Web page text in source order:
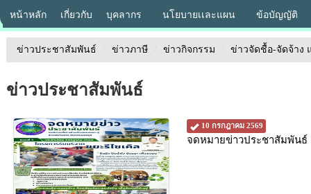
หน้าหลัก เกี่ยวกับ บุคลากร นโยบายเเละแผน ข้อบัญญัติ
ข่าวประชาสัมพันธ์ / ข่าวภาษี / ข่าวกิจกรรม / ข่าวจัดชื้อ-จัดจ้าง
ข่าวประชาสัมพันธ์
10 กรกฎาคม 2569
จดหมายข่าวประชาสัมพันธ์